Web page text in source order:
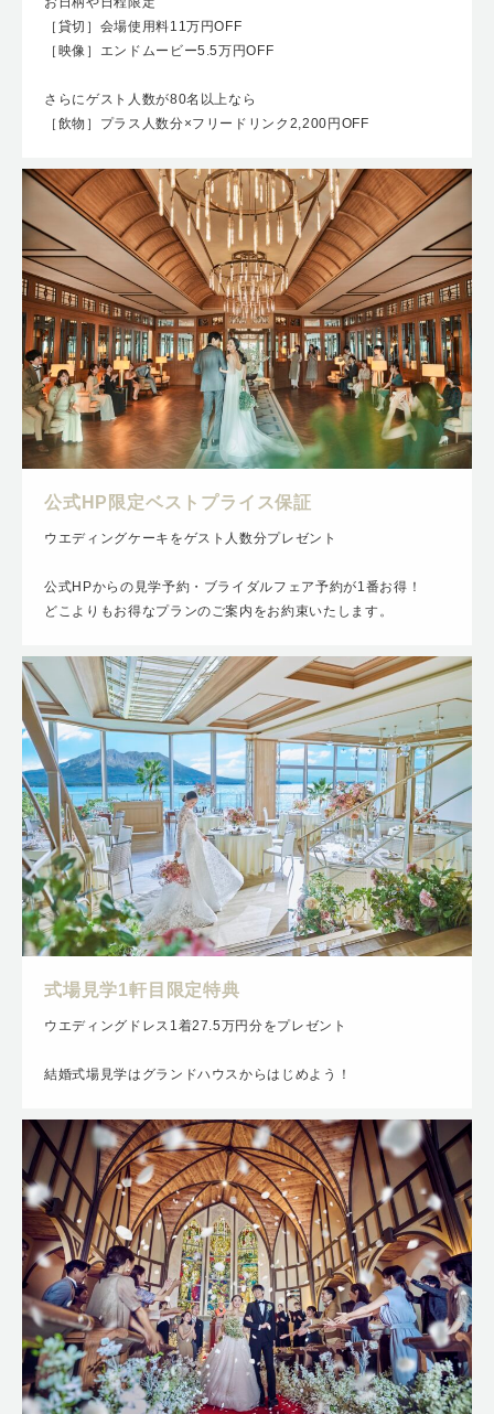
［貸切］会場使用料11万円OFF
［映像］エンドムービー5.5万円OFF
さらにゲスト人数が80名以上なら
［飲物］プラス人数分×フリードリンク2,200円OFF
公式HP限定ベストプライス保証
ウエディングケーキをゲスト人数分プレゼント
公式HPからの見学予約・ブライダルフェア予約が1番お得！
どこよりもお得なプランのご案内をお約束いたします。
式場見学1軒目限定特典
ウエディングドレス1着27.5万円分をプレゼント
結婚式場見学はグランドハウスからはじめよう！